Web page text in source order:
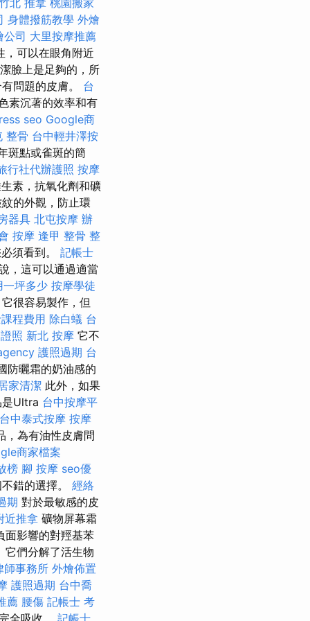
身體撥筋教學 外燴
公司 大里按摩推薦
可以在眼角附近
臉上是足夠的，所
問題的皮膚。 台
素沉著的效率和有
seo Google商
整骨 台中輕井澤按
斑點或雀斑的簡
行社代辦護照 按摩
素，抗氧化劑和礦
的外觀，防止環
器具 北屯按摩 辦
按摩 逢甲 整骨 整
須看到。 記帳士
，這可以通過適當
一坪多少 按摩學徒
很容易製作，但
程費用 除白蟻 台
照 新北 按摩 它不
護照過期 台
防曬霜的奶油感的
家清潔 此外，如果
是Ultra 台中按摩平
台中泰式按摩 按摩
為有油性皮膚問
商家檔案
榜 腳 按摩 seo優
錯的選擇。 經絡
期 對於最敏感的皮
近推拿 礦物屏幕霜
影響的對羥基苯
它們分解了活生物
師事務所 外燴佈置
護照過期 台中喬
薦 腰傷 記帳士 考
全吸收。 記帳士